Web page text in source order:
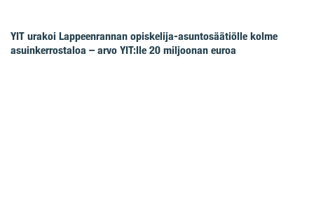
YIT urakoi Lappeenrannan opiskelija-asuntosäätiölle kolme
asuinkerrostaloa – arvo YIT:lle 20 miljoonan euroa